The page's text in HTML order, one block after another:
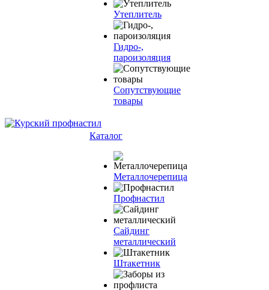
Утеплитель
Гидро-,
пароизоляция
Сопутствующие
товары
Каталог
Металлочерепица
Профнастил
Сайдинг
металлический
Штакетник